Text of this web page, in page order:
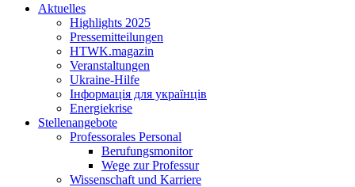
Aktuelles
Highlights 2025
Pressemitteilungen
HTWK.magazin
Veranstaltungen
Ukraine-Hilfe
Інформація для українців
Energiekrise
Stellenangebote
Professorales Personal
Berufungsmonitor
Wege zur Professur
Wissenschaft und Karriere